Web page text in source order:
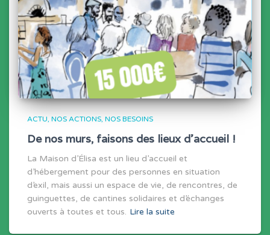
ACTU NOS ACTIONS NOS BESOINS
De nos murs, faisons des lieux d’accueil !
La Maison d’Élisa est un lieu d’accueil et
d’hébergement pour des personnes en situation
d’exil, mais aussi un espace de vie, de rencontres, de
guinguettes, de cantines solidaires et d’échanges
ouverts à toutes et tous. Lire la suite